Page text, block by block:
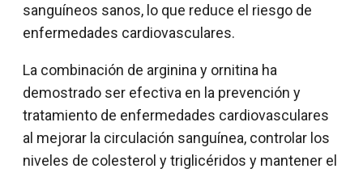
sanguíneos sanos, lo que reduce el riesgo de
enfermedades cardiovasculares.
La combinación de arginina y ornitina ha
demostrado ser efectiva en la prevención y
tratamiento de enfermedades cardiovasculares
al mejorar la circulación sanguínea, controlar los
niveles de colesterol y triglicéridos y mantener el